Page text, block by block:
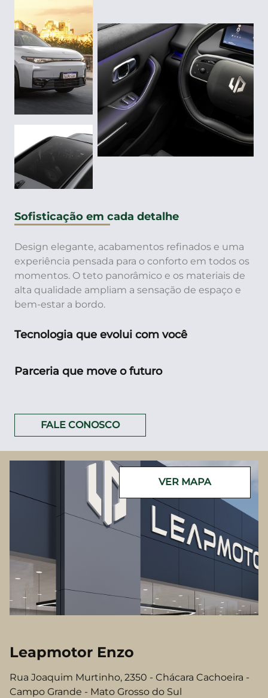
Sofisticação em cada detalhe
Design elegante, acabamentos refinados e uma
experiência pensada para o conforto em todos os
momentos. O teto panorâmico e os materiais de
alta qualidade ampliam a sensação de espaço e
bem-estar a bordo.
Tecnologia que evolui com você
Parceria que move o futuro
FALE CONOSCO
VER MAPA
Leapmotor Enzo
Rua Joaquim Murtinho, 2350 - Chácara Cachoeira -
Campo Grande - Mato Grosso do Sul